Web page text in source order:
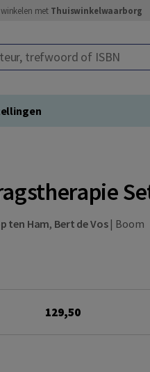
met Thuiswinkelwaarborg
trefwoord of ISBN
ten Ham, Bert de Vos| Boom
129,50